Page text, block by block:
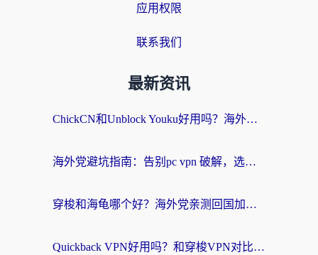
应用权限
联系我们
最新资讯
ChickCN和Unblock Youku好用吗？海外党亲测3款回国加速器，附iOS免费选择指南
海外党避坑指南：告别pc vpn 破解，选对回国加速器轻松访问国内资源
穿梭和海龟哪个好？海外党亲测回国加速器，附电脑免费VPN推荐
Quickback VPN好用吗？和穿梭VPN对比哪个回国效果更好？海外党必看的真实测评与选择指南